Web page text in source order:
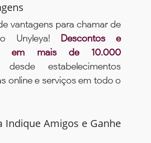
vantagens para chamar de
Unyleya! Descontos e
em mais de 10.000
desde estabelecimentos
online e serviços em todo o
Indique Amigos e Ganhe